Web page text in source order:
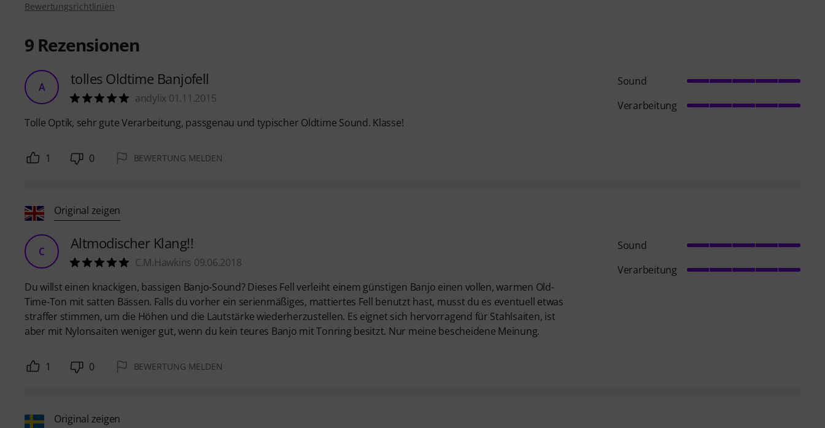
Bewertungsrichtlinien
9 Rezensionen
A tolles Oldtime Banjofell
andylix 01.11.2015
Tolle Optik, sehr gute Verarbeitung, passgenau und typischer Oldtime Sound. Klasse!
Sound
Verarbeitung
1 0 BEWERTUNG MELDEN
Original zeigen
C Altmodischer Klang!!
C.M.Hawkins 09.06.2018
Du willst einen knackigen, bassigen Banjo-Sound? Dieses Fell verleiht einem günstigen Banjo einen vollen, warmen Old-
Time-Ton mit satten Bässen. Falls du vorher ein serienmäßiges, mattiertes Fell benutzt hast, musst du es eventuell etwas
straffer stimmen, um die Höhen und die Lautstärke wiederherzustellen. Es eignet sich hervorragend für Stahlsaiten, ist
aber mit Nylonsaiten weniger gut, wenn du kein teures Banjo mit Tonring besitzt. Nur meine bescheidene Meinung.
Sound
Verarbeitung
1 0 BEWERTUNG MELDEN
Original zeigen